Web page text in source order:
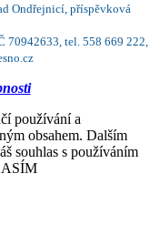
Ondřejnicí, příspěvková
70942633, tel. 558 669 222,
používání a
obsahem. Dalším
souhlas s používáním